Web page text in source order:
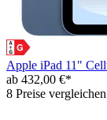
Apple iPad 11"
ab 432,00 €*
8 Preise vergleichen